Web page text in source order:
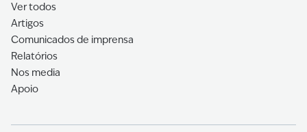
Ver todos
Artigos
Comunicados de imprensa
Relatórios
Nos media
Apoio